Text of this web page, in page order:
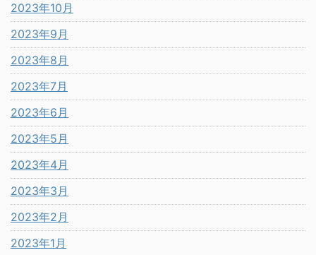
2023年10月
2023年9月
2023年8月
2023年7月
2023年6月
2023年5月
2023年4月
2023年3月
2023年2月
2023年1月